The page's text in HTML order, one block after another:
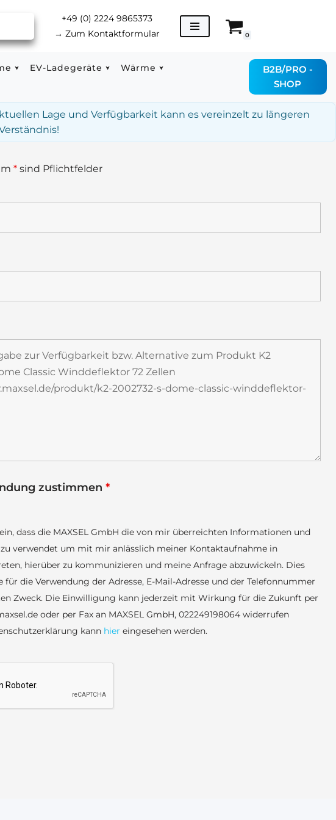
+49 (0) 2224 9865373
→ Zum Kontaktformular 0
EV-Ladegeräte
Wärme
B2B/PRO -
SHOP
Lage und Verfügbarkeit kann es vereinzelt zu längeren
* sind Pflichtfelder
zustimmen *
dass die MAXSEL GmbH die von mir überreichten Informationen und
verwendet um mit mir anlässlich meiner Kontaktaufnahme in
hierüber zu kommunizieren und meine Anfrage abzuwickeln. Dies
für die Verwendung der Adresse, E-Mail-Adresse und der Telefonnummer
Zweck. Die Einwilligung kann jederzeit mit Wirkung für die Zukunft per
oder per Fax an MAXSEL GmbH, 022249198064 widerrufen
kann hier eingesehen werden.